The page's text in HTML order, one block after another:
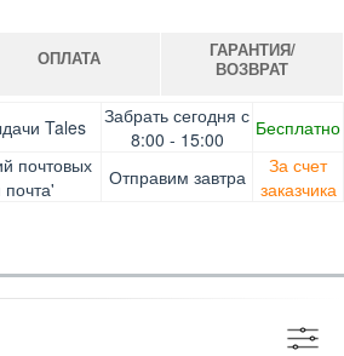
Tales
Забрать сегодня с
8:00 - 15:00
Бесплатно
почтовых
Отправим завтра
За счет
заказчика
ОПЛАТА
товара, Картой онлайн, Google
для юридических лиц, Безналичными
Apple Pay, Mastercard, Visa
ГАРАНТИЯ/
ВОЗВРАТ
возврат товара в течение 14 дней.
заказчика